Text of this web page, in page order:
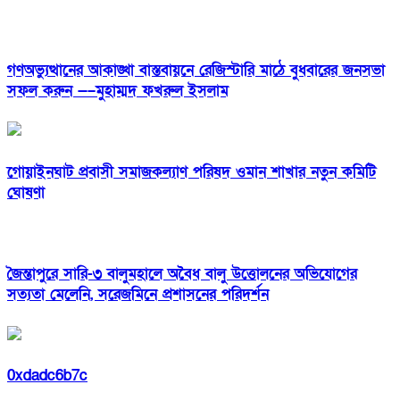
গণঅভ্যুত্থানের আকাঙ্খা বাস্তবায়নে রেজিস্টারি মাঠে বুধবারের জনসভা
সফল করুন —–মুহাম্মদ ফখরুল ইসলাম
‎গোয়াইনঘাট প্রবাসী সমাজকল্যাণ পরিষদ ওমান শাখার নতুন কমিটি
ঘোষণা
জৈন্তাপুরে সারি-৩ বালুমহালে অবৈধ বালু উত্তোলনের অভিযোগের
সত্যতা মেলেনি, সরেজমিনে প্রশাসনের পরিদর্শন
0xdadc6b7c